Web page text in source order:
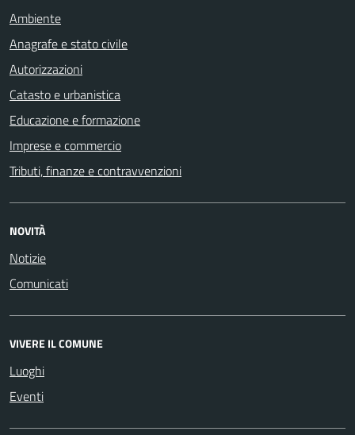
Ambiente
Anagrafe e stato civile
Autorizzazioni
Catasto e urbanistica
Educazione e formazione
Imprese e commercio
Tributi, finanze e contravvenzioni
NOVITÀ
Notizie
Comunicati
VIVERE IL COMUNE
Luoghi
Eventi